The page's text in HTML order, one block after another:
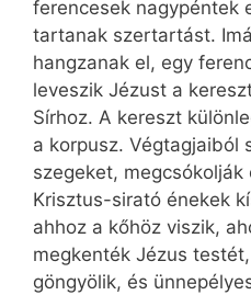
ferencesek nagypéntek
tartanak szertartást.
hangzanak el, egy
leveszik Jézust a
Sírhoz. A kereszt
a korpusz. Végtagjaiból
szegeket, megcsókolják
Krisztus-sirató énekek
ahhoz a kőhöz viszik,
megkenték Jézus
göngyölik, és